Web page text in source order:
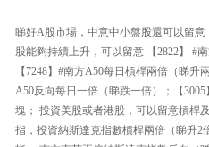
睇好A股市場，中意中小盤股還可以留意
股能夠持續上升，可以留意 【2822】 #南
【7248】#南方A50每日槓桿兩倍（睇升
A50反向每日一倍（睇跌一倍）；【
塊； 投資美股或者港股，可以留意槓桿
指，投資納斯達克指數槓桿兩倍（睇升2